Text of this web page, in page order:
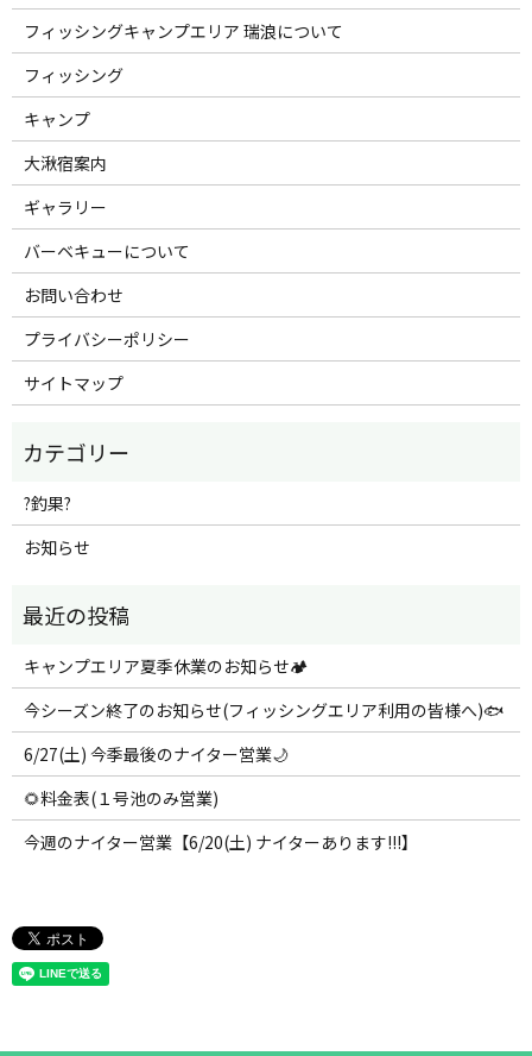
フィッシングキャンプエリア 瑞浪について
フィッシング
キャンプ
大湫宿案内
ギャラリー
バーベキューについて
お問い合わせ
プライバシーポリシー
サイトマップ
?釣果?
お知らせ
キャンプエリア夏季休業のお知らせ🏕️
今シーズン終了のお知らせ(フィッシングエリア利用の皆様へ)🐟
6/27(土) 今季最後のナイター営業🌙
🌻料金表(１号池のみ営業)
今週のナイター営業【6/20(土) ナイターあります!!!】